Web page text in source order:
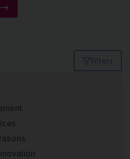
Filters